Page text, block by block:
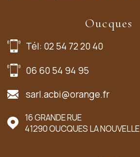
Oucques
Tél: 02 54 72 20 40
06 60 54 94 95
sarl.acbi@orange.fr
16 GRANDE RUE
41290 OUCQUES LA NOUVELLE